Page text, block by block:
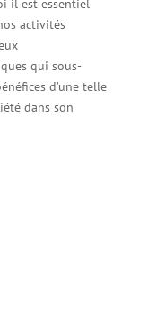
il est essentiel
activités
qui sous-
d’une telle
dans son